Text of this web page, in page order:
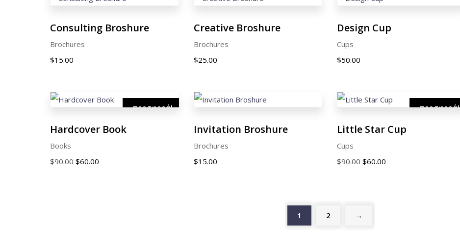
$20.00.είναι:
Consulting Broshure
Brochures
$15.00
Creative Broshure
Brochures
$25.00
Design Cup
Cups
$50.00
προσφορά!
Hardcover Book
Books
$90.00 Original
$60.00
Invitation Broshure
Brochures
$15.00
προσφορά!
Little Star Cup
Cups
$90.00 Original
$60.00
1 2 →